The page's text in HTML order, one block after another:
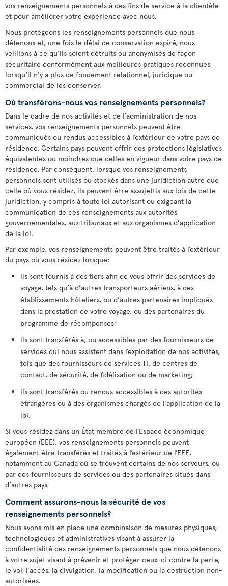
vos renseignements personnels à des fins de service à la clientèle
et pour améliorer votre expérience avec nous.
Nous protégeons les renseignements personnels que nous
détenons et, une fois le délai de conservation expiré, nous
veillions à ce qu’ils soient détruits ou anonymisés de façon
sécuritaire conformément aux meilleures pratiques reconnues
lorsqu'il n'y a plus de fondement relationnel, juridique ou
commercial de les conserver.
Où transférons-nous vos renseignements personnels?
Dans le cadre de nos activités et de l’administration de nos
services, vos renseignements personnels peuvent être
communiqués ou rendus accessibles à l’extérieur de votre pays de
résidence. Certains pays peuvent offrir des protections législatives
équivalentes ou moindres que celles en vigueur dans votre pays de
résidence. Par conséquent, lorsque vos renseignements
personnels sont utilisés ou stockés dans une juridiction autre que
celle où vous résidez, ils peuvent être assujettis aux lois de cette
juridiction, y compris à toute loi autorisant ou exigeant la
communication de ces renseignements aux autorités
gouvernementales, aux tribunaux et aux organismes d’application
de la loi.
Par exemple, vos renseignements peuvent être traités à l’extérieur
du pays où vous résidez lorsque:
ils sont fournis à des tiers afin de vous offrir des services de
voyage, tels qu’à d’autres transporteurs aériens, à des
établissements hôteliers, ou d’autres partenaires impliqués
dans la prestation de votre voyage, ou des partenaires du
programme de récompenses;
ils sont transférés à, ou accessibles par des fournisseurs de
services qui nous assistent dans l’exploitation de nos activités,
tels que des fournisseurs de services TI, de centres de
contact, de sécurité, de fidélisation ou de marketing;
ils sont transférés ou rendus accessibles à des autorités
étrangères ou à des organismes chargés de l’application de la
loi.
Si vous résidez dans un État membre de l’Espace économique
européen (EEE), vos renseignements personnels peuvent
également être transférés et traités à l’extérieur de l’EEE,
notamment au Canada où se trouvent certains de nos serveurs, ou
par des fournisseurs de services ou des partenaires situés dans
d’autres pays.
Comment assurons-nous la sécurité de vos
renseignements personnels?
Nous avons mis en place une combinaison de mesures physiques,
technologiques et administratives visant à assurer la
confidentialité des renseignements personnels que nous détenons
à votre sujet visant à prévenir et protéger ceux-ci contre la perte,
le vol, l’accès, la divulgation, la modification ou la destruction non-
autorisées.